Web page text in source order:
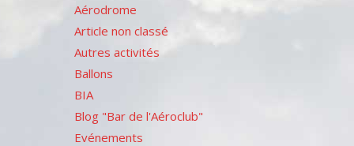
Aérodrome
Article non classé
Autres activités
Ballons
BIA
Blog "Bar de l'Aéroclub"
Evénements